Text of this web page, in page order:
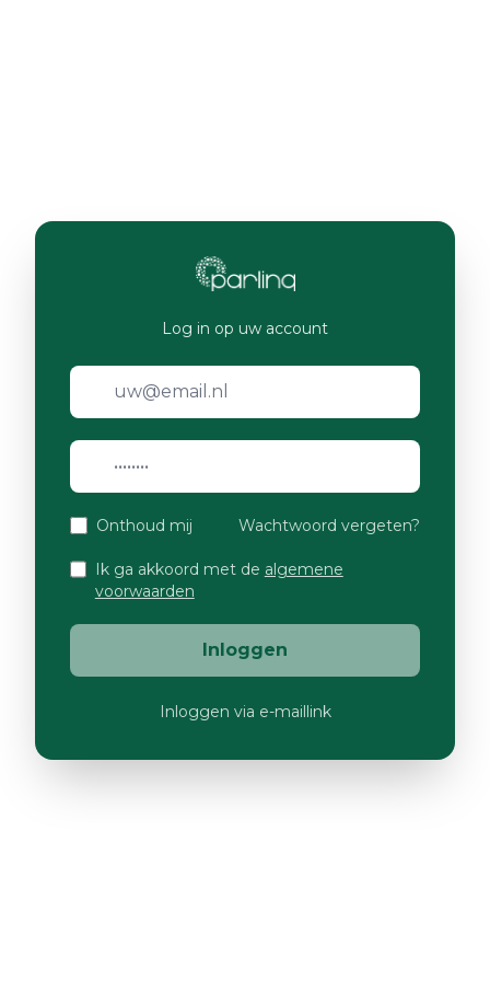
Log in op uw account
Onthoud mij Wachtwoord vergeten?
Ik ga akkoord met de algemene
voorwaarden
Inloggen
Inloggen via e-maillink